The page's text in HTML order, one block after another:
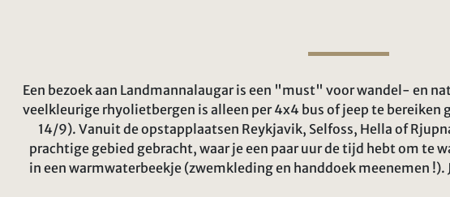
Een bezoek aan Landmannalaugar is een "must" voor wandel- en
veelkleurige rhyolietbergen is alleen per 4x4 bus of jeep te bereiken
14/9). Vanuit de opstapplaatsen Reykjavik, Selfoss, Hella of
prachtige gebied gebracht, waar je een paar uur de tijd hebt om te
in een warmwaterbeekje (zwemkleding en handdoek meenemen !).